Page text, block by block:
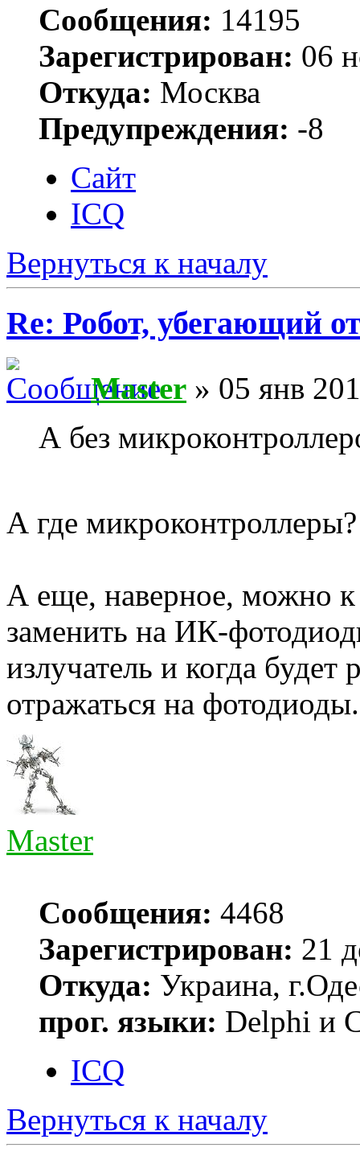
Сообщения: 14195
Зарегистрирован: 06
Откуда: Москва
Предупреждения: -8
Сайт
ICQ
Вернуться к началу
Re: Робот, убегающий
Master » 05 янв
А без
А где микроконтроллеры?
А еще, наверное, можно
заменить на ИК-
излучатель и когда
отражаться на фотодиоды.
Master
Сообщения: 4468
Зарегистрирован: 21
Откуда: Украина,
прог. языки: Delphi и
ICQ
Вернуться к началу